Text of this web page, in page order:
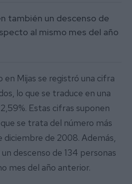
también un descenso de
al mismo mes del año
en Mijas se registró una cifra
lo que se traduce en una
Estas cifras suponen
se trata del número más
diciembre de 2008. Además,
descenso de 134 personas
mes del año anterior.